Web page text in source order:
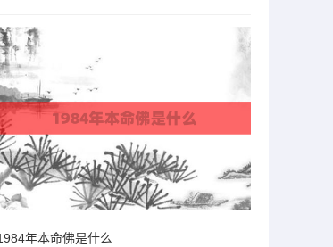
年本命佛是什么